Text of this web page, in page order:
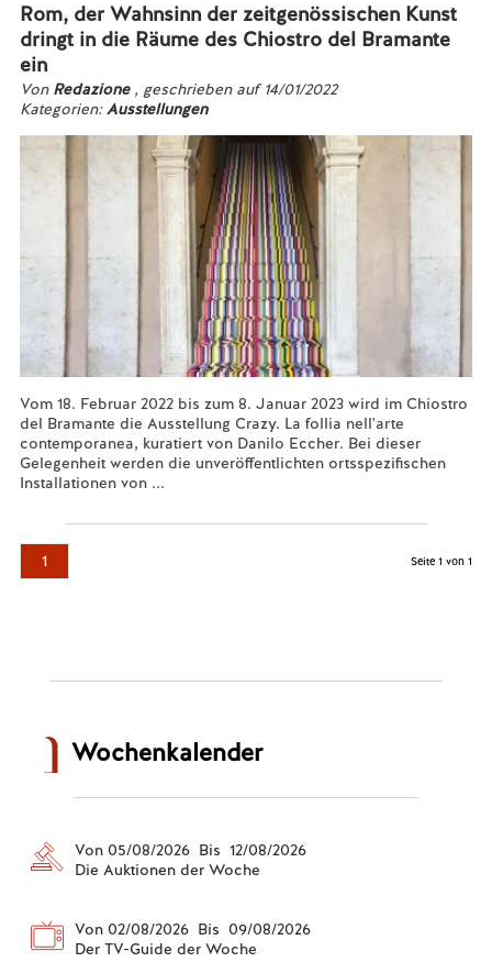
Rom, der Wahnsinn der zeitgenössischen Kunst
dringt in die Räume des Chiostro del Bramante
ein
Von Redazione , geschrieben auf 14/01/2022
Kategorien:Ausstellungen
Vom 18. Februar 2022 bis zum 8. Januar 2023 wird im Chiostro
del Bramante die Ausstellung Crazy. La follia nell'arte
contemporanea, kuratiert von Danilo Eccher. Bei dieser
Gelegenheit werden die unveröffentlichten ortsspezifischen
Installationen von ...
1 Seite 1 von 1
Wochenkalender
Von 05/08/2026 Bis 12/08/2026
Die Auktionen der Woche
Von 02/08/2026 Bis 09/08/2026
Der TV-Guide der Woche